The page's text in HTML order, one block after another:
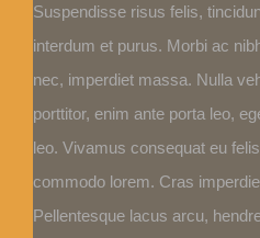
Suspendisse risus felis,
interdum et purus. Morbi ac
nec, imperdiet massa. Nulla
porttitor, enim ante porta leo,
leo. Vivamus consequat eu
commodo lorem. Cras
Pellentesque lacus arcu,